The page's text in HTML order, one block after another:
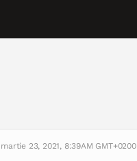
martie 23, 2021, 8:39AM GMT+0200